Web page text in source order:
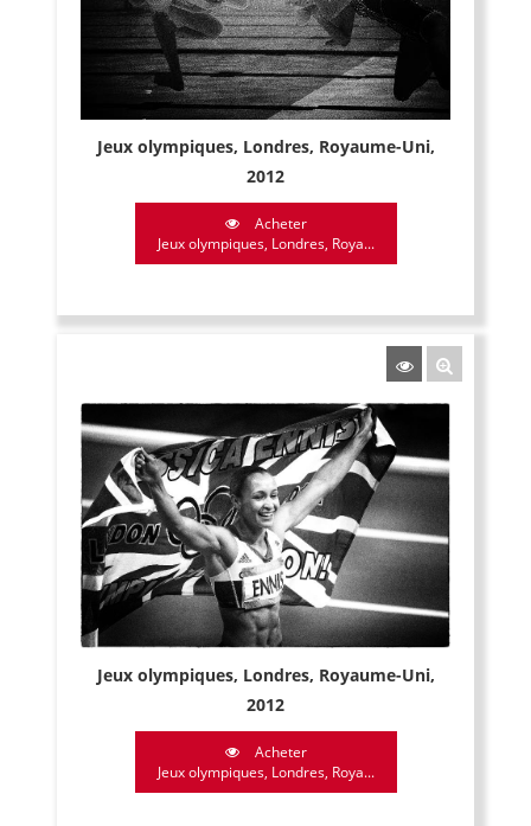
Jeux olympiques, Londres, Royaume-Uni,
2012
Acheter
Jeux olympiques, Londres, Roya...
Jeux olympiques, Londres, Royaume-Uni,
2012
Acheter
Jeux olympiques, Londres, Roya...